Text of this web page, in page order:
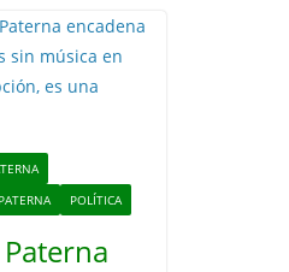
PATERNA POLÍTICA